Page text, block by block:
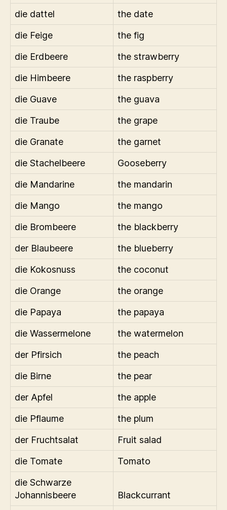
die dattel
the date
die Feige
the fig
die Erdbeere
the strawberry
die Himbeere
the raspberry
die Guave
the guava
die Traube
the grape
die Granate
the garnet
die Stachelbeere
Gooseberry
die Mandarine
the mandarin
die Mango
the mango
die Brombeere
the blackberry
der Blaubeere
the blueberry
die Kokosnuss
the coconut
die Orange
the orange
die Papaya
the papaya
die Wassermelone
the watermelon
der Pfirsich
the peach
die Birne
the pear
der Apfel
the apple
die Pflaume
the plum
der Fruchtsalat
Fruit salad
die Tomate
Tomato
die Schwarze
Johannisbeere
Blackcurrant